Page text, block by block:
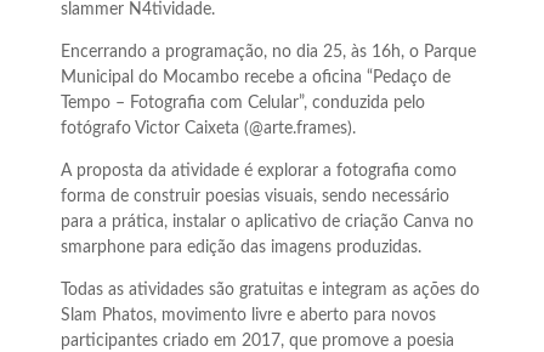
slammer N4tividade.
Encerrando a programação, no dia 25, às 16h, o Parque
Municipal do Mocambo recebe a oficina “Pedaço de
Tempo – Fotografia com Celular”, conduzida pelo
fotógrafo Victor Caixeta (@arte.frames).
A proposta da atividade é explorar a fotografia como
forma de construir poesias visuais, sendo necessário
para a prática, instalar o aplicativo de criação Canva no
smarphone para edição das imagens produzidas.
Todas as atividades são gratuitas e integram as ações do
Slam Phatos, movimento livre e aberto para novos
participantes criado em 2017, que promove a poesia